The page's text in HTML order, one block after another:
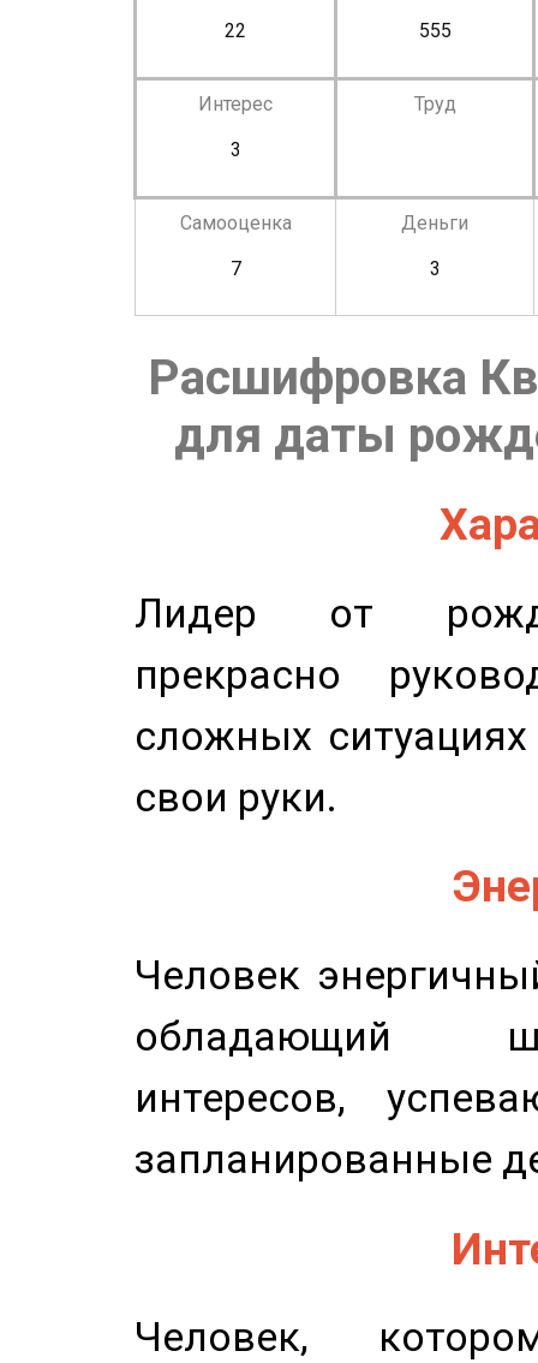
22
555
Интерес
3
Труд
Самооценка
7
Деньги
3
Расшифровка
для даты
Лидер от
прекрасно
сложных
свои руки.
Человек
обладающий
интересов,
запланированные
Человек,